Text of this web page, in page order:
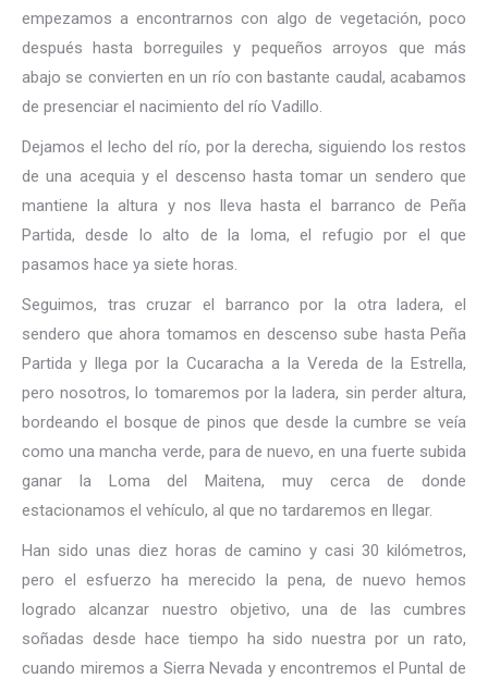
empezamos a encontrarnos con algo de vegetación, poco
después hasta borreguiles y pequeños arroyos que más
abajo se convierten en un río con bastante caudal, acabamos
de presenciar el nacimiento del río Vadillo.
Dejamos el lecho del río, por la derecha, siguiendo los restos
de una acequia y el descenso hasta tomar un sendero que
mantiene la altura y nos lleva hasta el barranco de Peña
Partida, desde lo alto de la loma, el refugio por el que
pasamos hace ya siete horas.
Seguimos, tras cruzar el barranco por la otra ladera, el
sendero que ahora tomamos en descenso sube hasta Peña
Partida y llega por la Cucaracha a la Vereda de la Estrella,
pero nosotros, lo tomaremos por la ladera, sin perder altura,
bordeando el bosque de pinos que desde la cumbre se veía
como una mancha verde, para de nuevo, en una fuerte subida
ganar la Loma del Maitena, muy cerca de donde
estacionamos el vehículo, al que no tardaremos en llegar.
Han sido unas diez horas de camino y casi 30 kilómetros,
pero el esfuerzo ha merecido la pena, de nuevo hemos
logrado alcanzar nuestro objetivo, una de las cumbres
soñadas desde hace tiempo ha sido nuestra por un rato,
cuando miremos a Sierra Nevada y encontremos el Puntal de